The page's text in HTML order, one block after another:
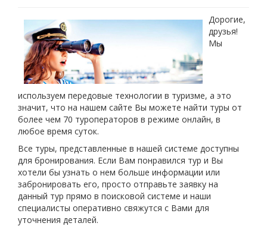
Дорогие,
друзья!
Мы
используем передовые технологии в туризме, а это
значит, что на нашем сайте Вы можете найти туры от
более чем 70 туроператоров в режиме онлайн, в
любое время суток.
Все туры, представленные в нашей системе доступны
для бронирования. Если Вам понравился тур и Вы
хотели бы узнать о нем больше информации или
забронировать его, просто отправьте заявку на
данный тур прямо в поисковой системе и наши
специалисты оперативно свяжутся с Вами для
уточнения деталей.